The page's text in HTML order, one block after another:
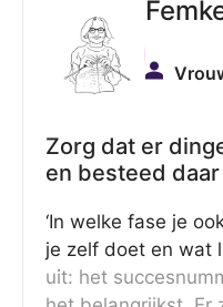
de Febo
heel kleine
moment van.’
Zorg dat er
en besteed
‘In welke fase je
je zelf doet en wat
uit: het